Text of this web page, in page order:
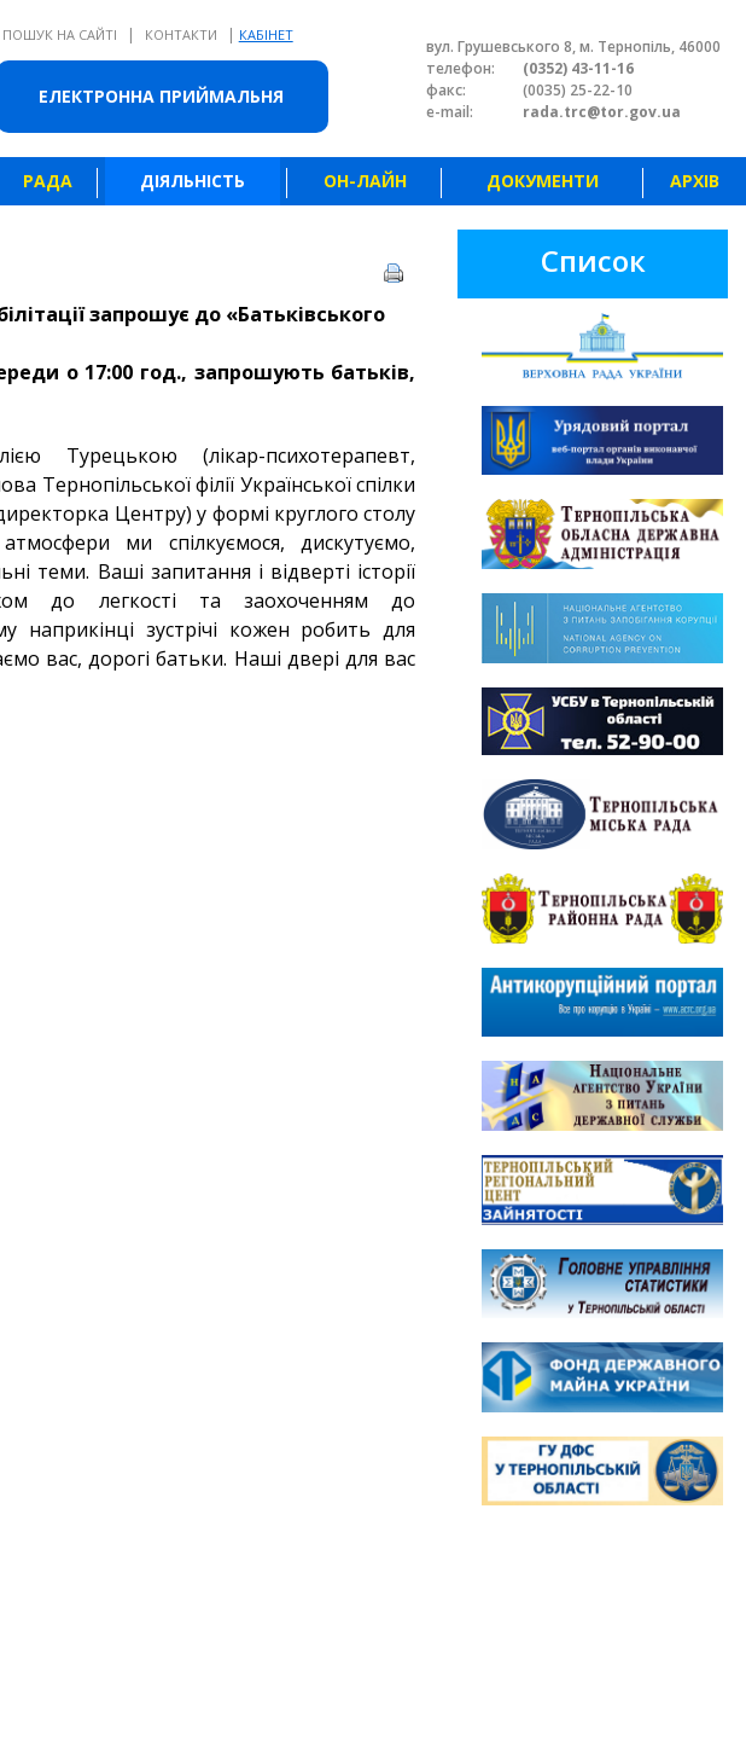
ЕЛЕКТРОННА ПРИЙМАЛЬНЯ
Звичайна версія сайту
ПОШУК НА САЙТІ | КОНТАКТИ | КАБІНЕТ
вул. Грушевського 8, м. Тернопіль, 46000
телефон:
(0352) 43-11-16
факс:
(0035) 25-22-10
e-mail:
rada.trc@tor.gov.ua
РАДА ДІЯЛЬНІСТЬ ОН-ЛАЙН ДОКУМЕНТИ АРХІВ
запрошує до «Батьківського
о 17:00 год., запрошують батьків,
Турецькою (лікар-психотерапевт,
Тернопільської філії Української спілки
Центру) у формі круглого столу
ми спілкуємося, дискутуємо,
теми. Ваші запитання і відверті історії
до легкості та заохоченням до
наприкінці зустрічі кожен робить для
вас, дорогі батьки. Наші двері для вас
Список